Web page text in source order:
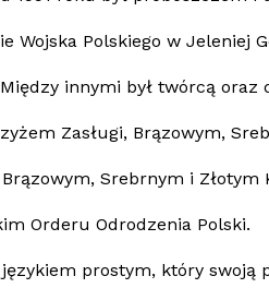
Wojska Polskiego w Jeleniej
innymi był twórcą oraz
Zasługi, Brązowym,
Srebrnym i Złotym
Orderu Odrodzenia Polski.
prostym, który